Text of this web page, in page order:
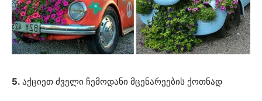
5. აქციეთ ძველი ჩემოდანი მცენარეების ქოთნად